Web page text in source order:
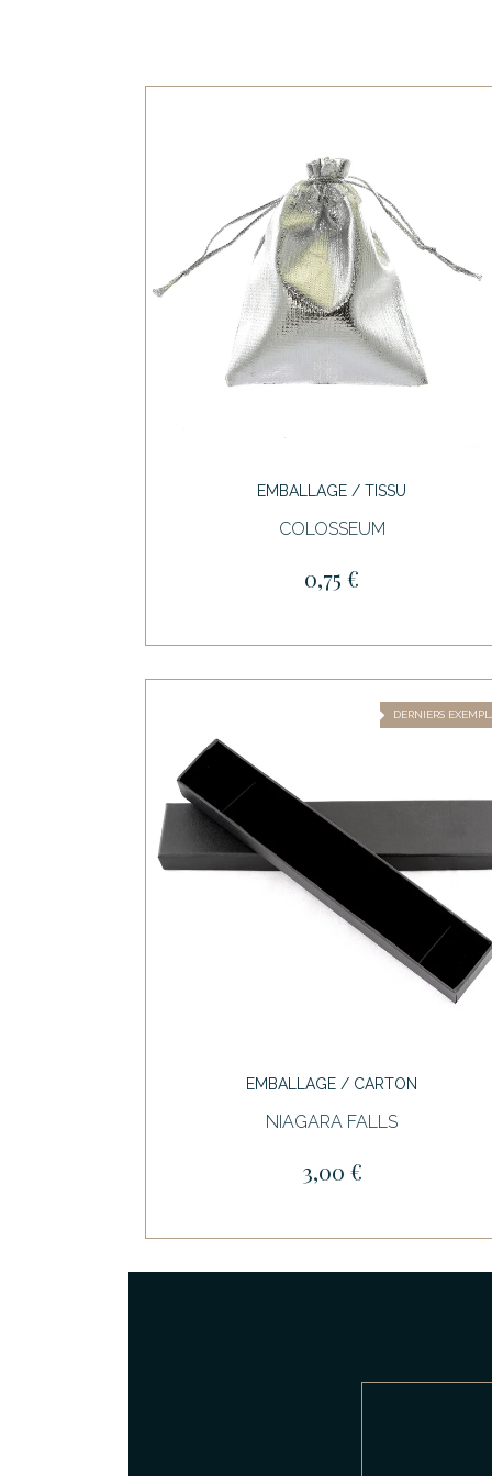
EMBALLAGE / TISSU
COLOSSEUM
0,75 €
DERNIERS
EMBALLAGE / CARTON
NIAGARA FALLS
3,00 €